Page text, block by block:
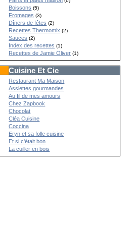
Boissons (5)
Fromages (3)
Dîners de fêtes (2)
Recettes Thermomix (2)
Sauces (2)
Index des recettes (1)
Recettes de Jamie Oliver (1)
Cuisine Et Cie
Restaurant Ma Maison
Assiettes gourmandes
Au fil de mes amours
Chez Zapbook
Chocolat
Cléa Cuisine
Coccina
Eryn et sa folle cuisine
Et si c'était bon
La cuiller en bois